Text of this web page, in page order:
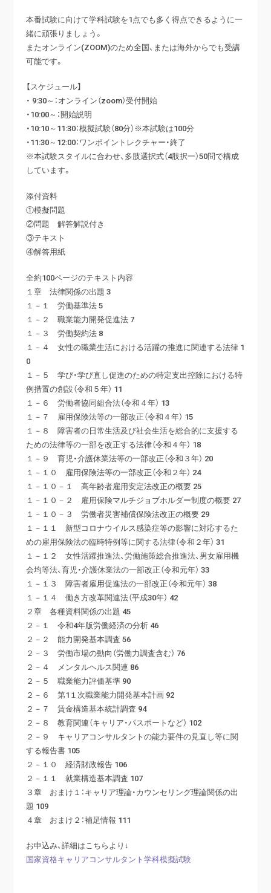
本番試験に向けて学科試験を1点でも多く得点できるように一
緒に頑張りましょう。
またオンライン(ZOOM)のため全国、または海外からでも受講
可能です。
【スケジュール】
・ 9:30～：オンライン（zoom）受付開始
・10:00～：開始説明
・10:10～11:30：模擬試験（80分）※本試験は100分
・11:30～12:00：ワンポイントレクチャー・終了
※本試験スタイルに合わせ、多肢選択式（4肢択一）50問で構成
しています。
添付資料
①模擬問題
②問題 解答解説付き
③テキスト
④解答用紙
全約100ページのテキスト内容
１章 法律関係の出題 3
１－１ 労働基準法 5
１－２ 職業能力開発促進法 7
１－３ 労働契約法 8
１－４ 女性の職業生活における活躍の推進に関連する法律 1
0
１－５ 学び・学び直し促進のための特定支出控除における特
例措置の創設（令和５年） 11
１－６ 労働者協同組合法（令和４年） 13
１－７ 雇用保険法等の一部改正（令和４年） 15
１－８ 障害者の日常生活及び社会生活を総合的に支援する
ための法律等の一部を改正する法律（令和４年） 18
１－９ 育児・介護休業法等の一部改正（令和３年） 20
１－１０ 雇用保険法等の一部改正（令和２年） 24
１－１０－１ 高年齢者雇用安定法改正の概要 25
１－１０－２ 雇用保険マルチジョブホルダー制度の概要 27
１－１０－３ 労働者災害補償保険法改正の概要 29
１－１１ 新型コロナウイルス感染症等の影響に対応するた
めの雇用保険法の臨時特例等に関する法律（令和２年） 31
１－１２ 女性活躍推進法、労働施策総合推進法、男女雇用機
会均等法、育児・介護休業法の一部改正（令和元年） 33
１－１３ 障害者雇用促進法の一部改正（令和元年） 38
１－１４ 働き方改革関連法（平成30年） 42
２章 各種資料関係の出題 45
２－１ 令和4年版労働経済の分析 46
２－２ 能力開発基本調査 56
２－３ 労働市場の動向（労働力調査含む） 76
２－４ メンタルヘルス関連 86
２－５ 職業能力評価基準 90
２－６ 第1１次職業能力開発基本計画 92
２－７ 賃金構造基本統計調査 94
２－８ 教育関連（キャリア・パスポートなど） 102
２－９ キャリアコンサルタントの能力要件の見直し等に関
する報告書 105
２－１０ 経済財政報告 106
２－１１ 就業構造基本調査 107
３章 おまけ１：キャリア理論・カウンセリング理論関係の出
題 109
４章 おまけ２：補足情報 111
お申込み、詳細はこちらより↓
国家資格キャリアコンサルタント学科模擬試験